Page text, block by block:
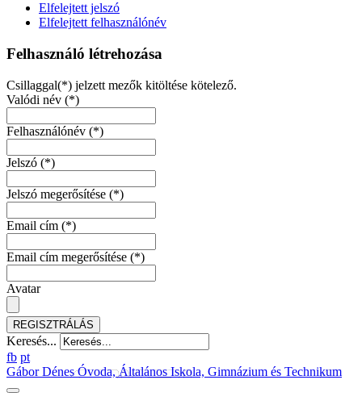
Elfelejtett jelszó
Elfelejtett felhasználónév
Felhasználó létrehozása
Csillaggal(*) jelzett mezők kitöltése kötelező.
Valódi név (*)
Felhasználónév (*)
Jelszó (*)
Jelszó megerősítése (*)
Email cím (*)
Email cím megerősítése (*)
Avatar
REGISZTRÁLÁS
Keresés...
fb pt
Gábor Dénes Óvoda, Általános Iskola, Gimnázium és Technikum